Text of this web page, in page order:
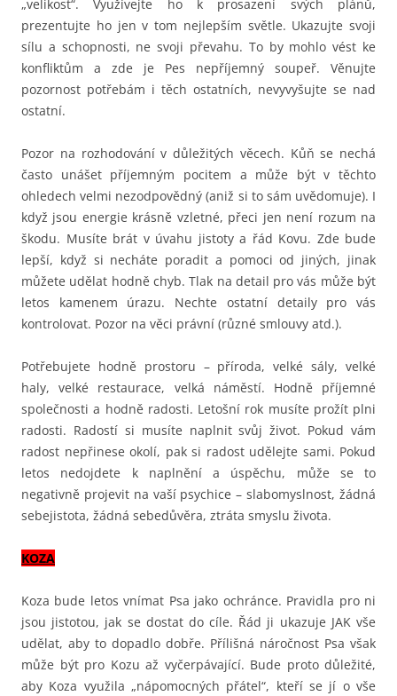
„velikost“. Využívejte ho k prosazení svých plánů,
prezentujte ho jen v tom nejlepším světle. Ukazujte svoji
sílu a schopnosti, ne svoji převahu. To by mohlo vést ke
konfliktům a zde je Pes nepříjemný soupeř. Věnujte
pozornost potřebám i těch ostatních, nevyvyšujte se nad
ostatní.
Pozor na rozhodování v důležitých věcech. Kůň se nechá
často unášet příjemným pocitem a může být v těchto
ohledech velmi nezodpovědný (aniž si to sám uvědomuje). I
když jsou energie krásně vzletné, přeci jen není rozum na
škodu. Musíte brát v úvahu jistoty a řád Kovu. Zde bude
lepší, když si necháte poradit a pomoci od jiných, jinak
můžete udělat hodně chyb. Tlak na detail pro vás může být
letos kamenem úrazu. Nechte ostatní detaily pro vás
kontrolovat. Pozor na věci právní (různé smlouvy atd.).
Potřebujete hodně prostoru – příroda, velké sály, velké
haly, velké restaurace, velká náměstí. Hodně příjemné
společnosti a hodně radosti. Letošní rok musíte prožít plni
radosti. Radostí si musíte naplnit svůj život. Pokud vám
radost nepřinese okolí, pak si radost udělejte sami. Pokud
letos nedojdete k naplnění a úspěchu, může se to
negativně projevit na vaší psychice – slabomyslnost, žádná
sebejistota, žádná sebedůvěra, ztráta smyslu života.
KOZA
Koza bude letos vnímat Psa jako ochránce. Pravidla pro ni
jsou jistotou, jak se dostat do cíle. Řád ji ukazuje JAK vše
udělat, aby to dopadlo dobře. Přílišná náročnost Psa však
může být pro Kozu až vyčerpávající. Bude proto důležité,
aby Koza využila „nápomocných přátel“, kteří se jí o vše